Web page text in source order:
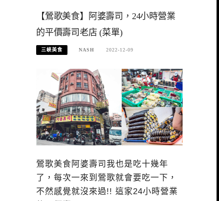
【鶯歌美食】阿婆壽司，24小時營業
的平價壽司老店 (菜單)
三峽美食 NASH 2022-12-09
鶯歌美食阿婆壽司我也是吃十幾年
了，每次一來到鶯歌就會要吃一下，
不然感覺就沒來過!! 這家24小時營業